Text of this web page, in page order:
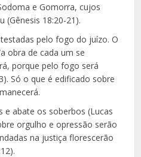
e Gomorra, cujos
(Gênesis 18:20-21).
pelo fogo do juízo. O
obra de cada um se
porque pelo fogo será
Só o que é edificado sobre
e abate os soberbos (Lucas
orgulho e opressão serão
na justiça florescerão